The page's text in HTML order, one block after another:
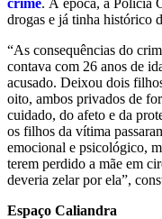
crime. À época, a Polícia
drogas e já tinha histórico
“As consequências do
contava com 26 anos de
acusado. Deixou dois
oito, ambos privados de
cuidado, do afeto e da
os filhos da vítima
emocional e psicológico,
terem perdido a mãe em
deveria zelar por ela”,
Espaço Caliandra